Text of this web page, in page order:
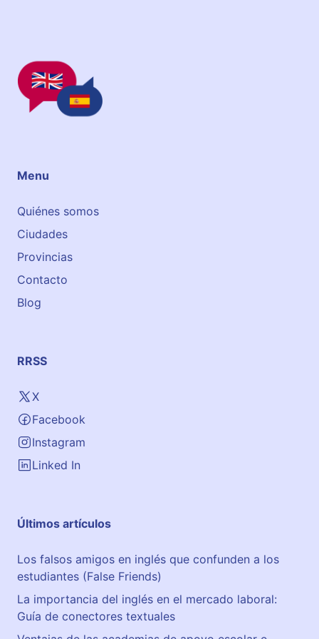
Menu
Quiénes somos
Ciudades
Provincias
Contacto
Blog
RRSS
X
Facebook
Instagram
Linked In
Últimos artículos
Los falsos amigos en inglés que confunden a los
estudiantes (False Friends)
La importancia del inglés en el mercado laboral:
Guía de conectores textuales